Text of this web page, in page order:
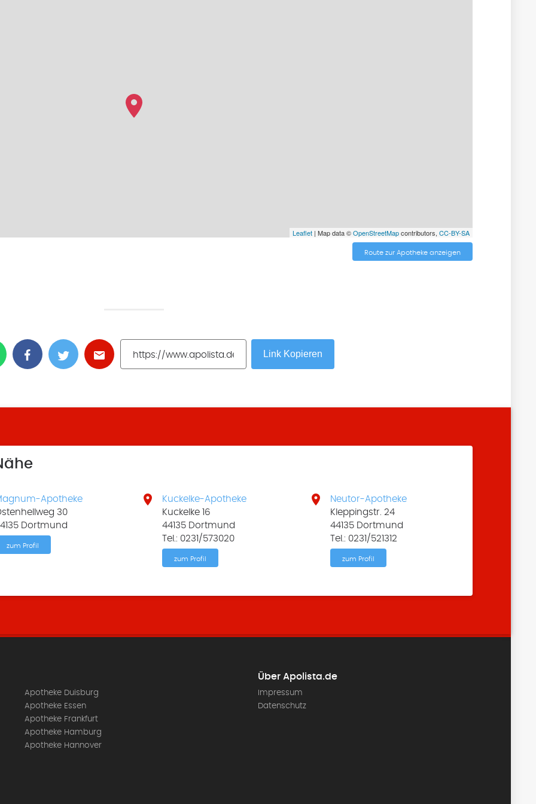
Leaflet| Map data ©OpenStreetMapcontributors, CC-BY-SA
Route zur Apotheke anzeigen
Link Kopieren
Apotheke
30
Dortmund
zum Profil

Kuckelke-Apotheke
Kuckelke 16
44135 Dortmund
Tel.: 0231/573020
zum Profil

Neutor-Apotheke
Kleppingstr. 24
44135 Dortmund
Tel.: 0231/521312
zum Profil
Apotheke Duisburg
Apotheke Essen
Apotheke Frankfurt
Apotheke Hamburg
Apotheke Hannover
Über Apolista.de
Impressum
Datenschutz